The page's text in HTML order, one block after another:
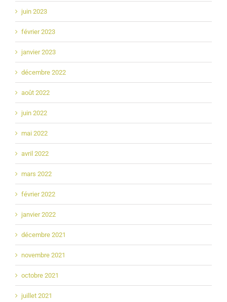
juin 2023
février 2023
janvier 2023
décembre 2022
août 2022
juin 2022
mai 2022
avril 2022
mars 2022
février 2022
janvier 2022
décembre 2021
novembre 2021
octobre 2021
juillet 2021